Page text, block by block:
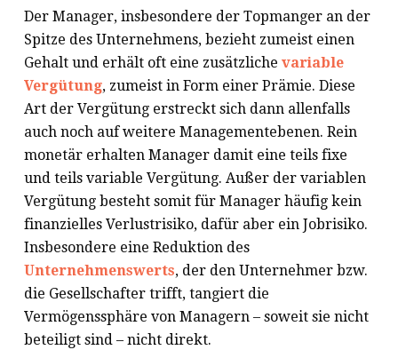
Der Manager, insbesondere der Topmanger an der
Spitze des Unternehmens, bezieht zumeist einen
Gehalt und erhält oft eine zusätzliche variable
Vergütung, zumeist in Form einer Prämie. Diese
Art der Vergütung erstreckt sich dann allenfalls
auch noch auf weitere Managementebenen. Rein
monetär erhalten Manager damit eine teils fixe
und teils variable Vergütung. Außer der variablen
Vergütung besteht somit für Manager häufig kein
finanzielles Verlustrisiko, dafür aber ein Jobrisiko.
Insbesondere eine Reduktion des
Unternehmenswerts, der den Unternehmer bzw.
die Gesellschafter trifft, tangiert die
Vermögenssphäre von Managern – soweit sie nicht
beteiligt sind – nicht direkt.